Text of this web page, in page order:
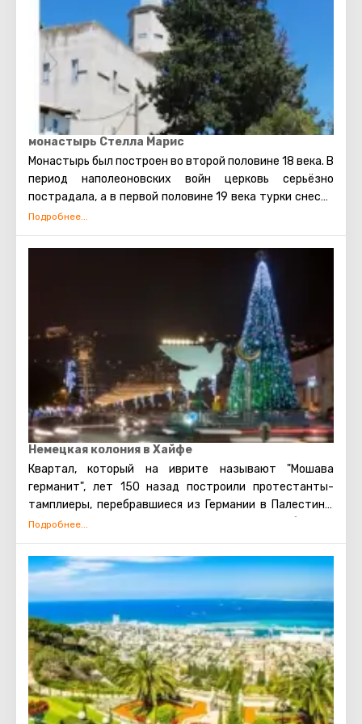
монастырь Стелла Марис
Монастырь был построен во второй половине 18 века. В
период наполеоновских войн церковь серьёзно
пострадала, а в первой половине 19 века турки снесли
с лица земли и последние её остатки. Но уже спустя
1836 г. открылся на том же месте. В 20 веке его
поочерёдно оккупировали британские и израильские
войска, но в наше время монастырю и церкви
возвращено их первоначальное значение. Сегодня
собор Стелла Марис считается главным духовным
центром для кармелитов всего мира.
Немецкая колония в Хайфе
Квартал, который на иврите называют "Мошава
германит", лет 150 назад построили протестанты-
тамплиеры, перебравшиеся из Германии в Палестину.
Родные места на полудикий Ближний Восток набожные
присутствием и созидательным трудом на Земле
обетованной они ни больше ни меньше рассчитывали
ускорить второе пришествие Христа. Из затеи,
понятное дело, ничего не вышло. Зато Хайфе немецкая
"экспедиция" пошла явно на пользу - здесь
образовался один из самых уютных городских районов
с пряничными домиками, винными погребами и
хорошими кальянными. Возможно, это лучшее место во
всем городе для прогулок и шопинга.